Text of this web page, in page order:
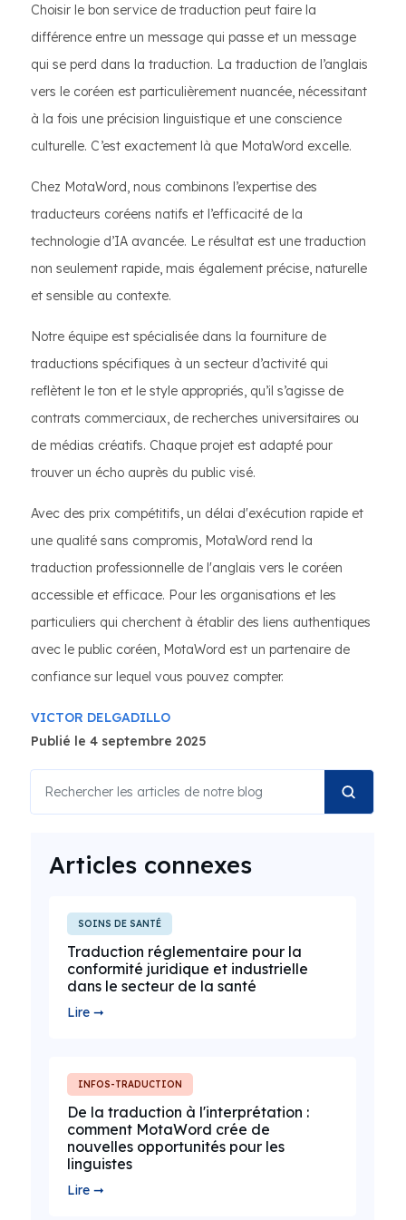
Choisir le bon service de traduction peut faire la
différence entre un message qui passe et un message
qui se perd dans la traduction. La traduction de l’anglais
vers le coréen est particulièrement nuancée, nécessitant
à la fois une précision linguistique et une conscience
culturelle. C’est exactement là que MotaWord excelle.
Chez MotaWord, nous combinons l’expertise des
traducteurs coréens natifs et l’efficacité de la
technologie d’IA avancée. Le résultat est une traduction
non seulement rapide, mais également précise, naturelle
et sensible au contexte.
Notre équipe est spécialisée dans la fourniture de
traductions spécifiques à un secteur d’activité qui
reflètent le ton et le style appropriés, qu’il s’agisse de
contrats commerciaux, de recherches universitaires ou
de médias créatifs. Chaque projet est adapté pour
trouver un écho auprès du public visé.
Avec des prix compétitifs, un délai d'exécution rapide et
une qualité sans compromis, MotaWord rend la
traduction professionnelle de l'anglais vers le coréen
accessible et efficace. Pour les organisations et les
particuliers qui cherchent à établir des liens authentiques
avec le public coréen, MotaWord est un partenaire de
confiance sur lequel vous pouvez compter.
VICTOR DELGADILLO
Publié le 4 septembre 2025
Articles connexes
SOINS DE SANTÉ
Traduction réglementaire pour la
conformité juridique et industrielle
dans le secteur de la santé
Lire ➞
INFOS-TRADUCTION
De la traduction à l'interprétation :
comment MotaWord crée de
nouvelles opportunités pour les
linguistes
Lire ➞